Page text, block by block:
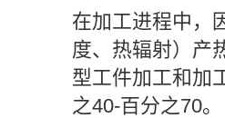
在加工进程中，
度、热辐射）产
型工件加工和加
之40-百分之70。